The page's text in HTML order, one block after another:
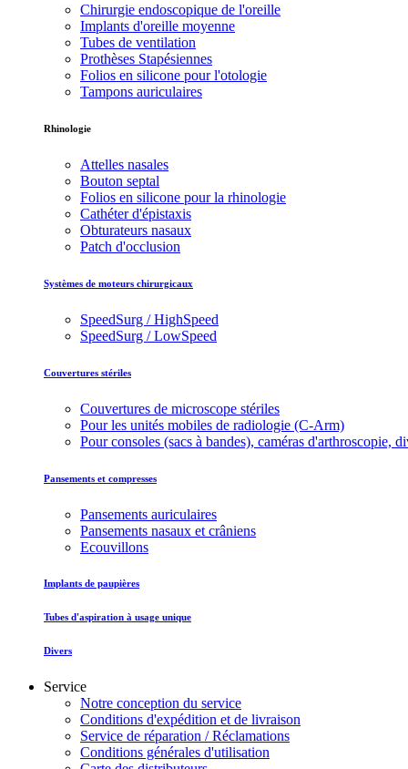
Chirurgie endoscopique de l'oreille
Implants d'oreille moyenne
Tubes de ventilation
Prothèses Stapésiennes
Folios en silicone pour l'otologie
Tampons auriculaires
Rhinologie
Attelles nasales
Bouton septal
Folios en silicone pour la rhinologie
Cathéter d'épistaxis
Obturateurs nasaux
Patch d'occlusion
Systèmes de moteurs chirurgicaux
SpeedSurg / HighSpeed
SpeedSurg / LowSpeed
Couvertures stériles
Couvertures de microscope stériles
Pour les unités mobiles de radiologie (C-Arm)
Pour consoles (sacs à bandes), caméras d'arthroscopie,
Pansements et compresses
Pansements auriculaires
Pansements nasaux et crâniens
Ecouvillons
Implants de paupières
Tubes d'aspiration à usage unique
Divers
Service
Notre conception du service
Conditions d'expédition et de livraison
Service de réparation / Réclamations
Conditions générales d'utilisation